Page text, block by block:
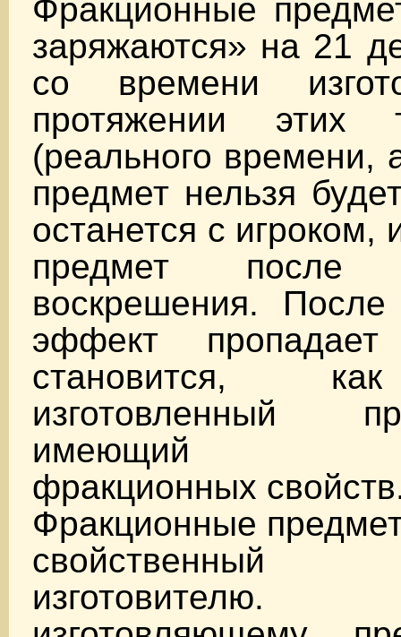
Фракционные
заряжаются» на 21
со времени
протяжении этих
(реального времени,
предмет нельзя
останется с
предмет
воскрешения.
эффект
становится,
изготовленный
имеющий
фракционных
Фракционные